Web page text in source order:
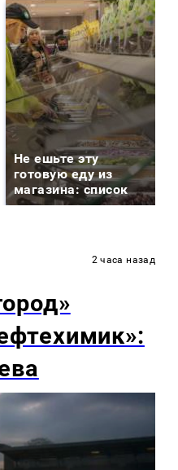
Не ешьте эту
готовую еду из
магазина: список
2 часа назад